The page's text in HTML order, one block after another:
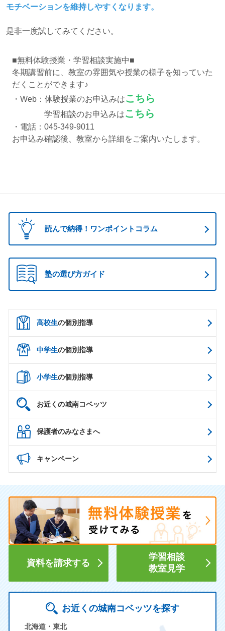
モチベーションを維持しやすくなります。
是非一度試してみてください。
■無料体験授業・学習相談実施中■
冬期講習前に、教室の雰囲気や授業の様子を知っていた
だくことができます♪
・Web：体験授業のお申込みはこちら
学習相談のお申込みはこちら
・電話：045-349-9011
お申込み確認後、教室から詳細をご案内いたします。
読んで納得！ワンポイントコラム
塾の選び方ガイド
高校生の個別指導
中学生の個別指導
小学生の個別指導
お近くの城南コベッツ
保護者のみなさまへ
キャンペーン
資料を請求する
学習相談
教室見学
お近くの城南コベッツを探す
北海道・東北